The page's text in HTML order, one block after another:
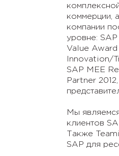
коммерции,
компании
уровне:
Value
Innovation/
SAP MEE
Partner
Мы
клиентов
Также
SAP для